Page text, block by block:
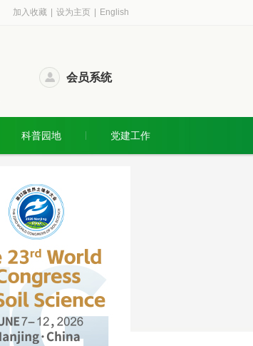
加入收藏 设为主页 English
会员系统
科普园地 党建工作